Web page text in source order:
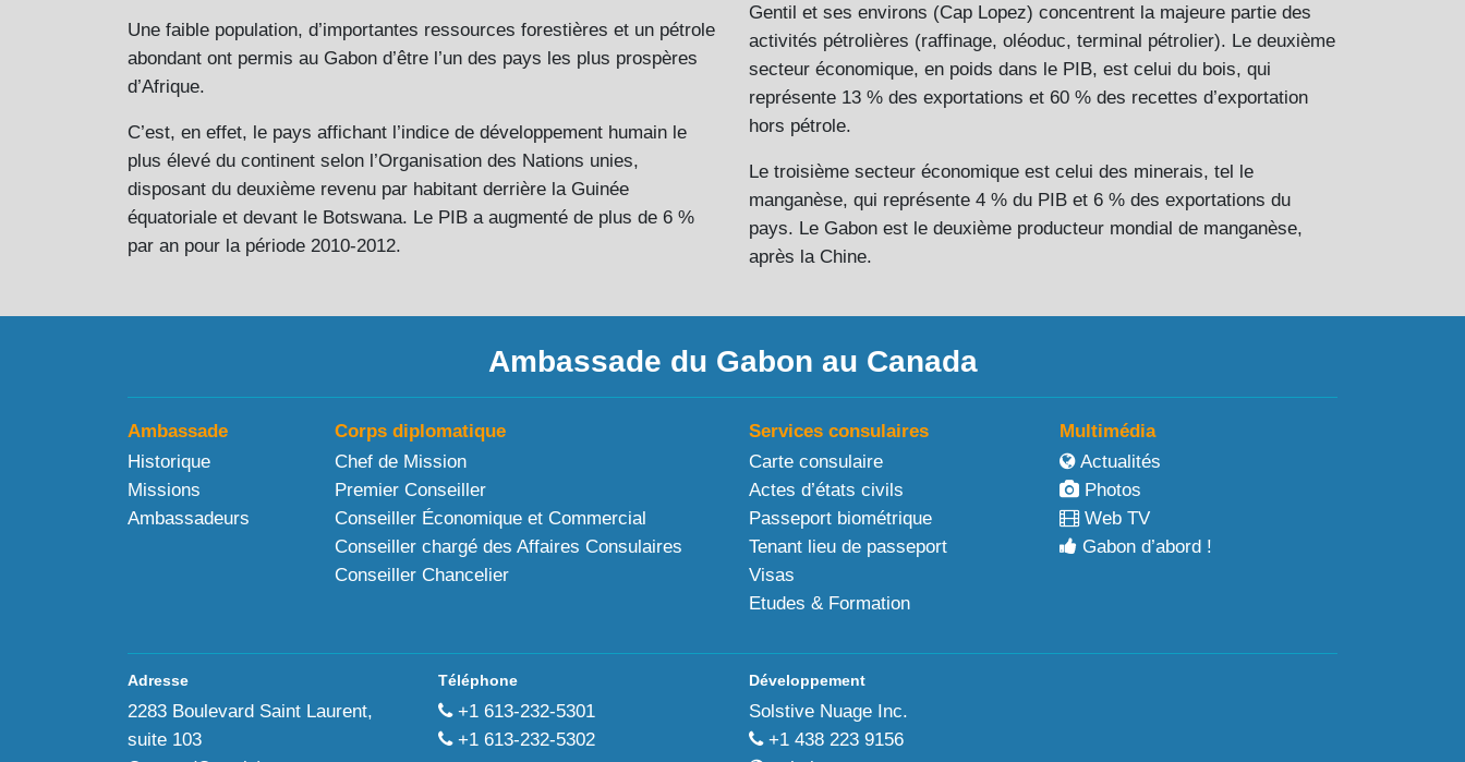
Une faible population, d’importantes ressources forestières et un pétrole
abondant ont permis au Gabon d’être l’un des pays les plus prospères
d’Afrique.
C’est, en effet, le pays affichant l’indice de développement humain le
plus élevé du continent selon l’Organisation des Nations unies,
disposant du deuxième revenu par habitant derrière la Guinée
équatoriale et devant le Botswana. Le PIB a augmenté de plus de 6 %
par an pour la période 2010-2012.
Gentil et ses environs (Cap Lopez) concentrent la majeure partie des
activités pétrolières (raffinage, oléoduc, terminal pétrolier). Le deuxième
secteur économique, en poids dans le PIB, est celui du bois, qui
représente 13 % des exportations et 60 % des recettes d’exportation
hors pétrole.
Le troisième secteur économique est celui des minerais, tel le
manganèse, qui représente 4 % du PIB et 6 % des exportations du
pays. Le Gabon est le deuxième producteur mondial de manganèse,
après la Chine.
Ambassade du Gabon au Canada
Ambassade
Historique
Missions
Ambassadeurs
Corps diplomatique
Chef de Mission
Premier Conseiller
Conseiller Économique et Commercial
Conseiller chargé des Affaires Consulaires
Conseiller Chancelier
Services consulaires
Carte consulaire
Actes d’états civils
Passeport biométrique
Tenant lieu de passeport
Visas
Etudes & Formation
Multimédia
Actualités
Photos
Web TV
Gabon d’abord !
Adresse
2283 Boulevard Saint Laurent,
suite 103
Téléphone
+1 613-232-5301
+1 613-232-5302
Développement
Solstive Nuage Inc.
+1 438 223 9156